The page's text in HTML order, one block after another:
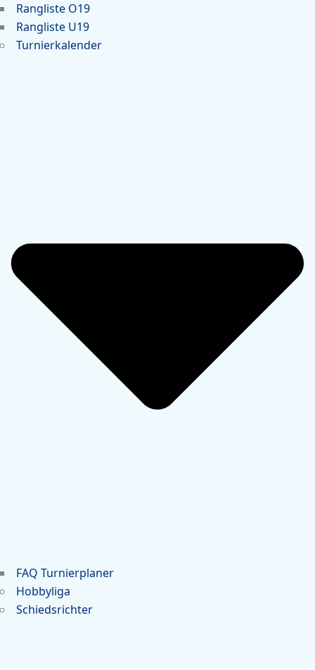
Rangliste O19
Rangliste U19
Turnierkalender
FAQ Turnierplaner
Hobbyliga
Schiedsrichter